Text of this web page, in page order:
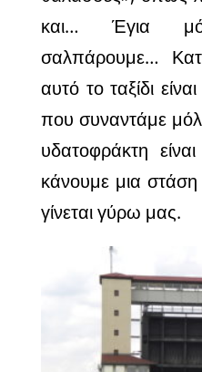
και… Έγια
σαλπάρουμε…
αυτό το ταξίδι
που συναντάμε
υδατοφράκτη
κάνουμε μια
γίνεται γύρω μας.